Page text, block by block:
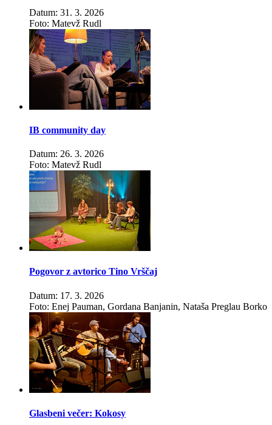
Datum: 31. 3. 2026
Foto: Matevž Rudl
IB community day
Datum: 26. 3. 2026
Foto: Matevž Rudl
Pogovor z avtorico Tino Vrščaj
Datum: 17. 3. 2026
Foto: Enej Pauman, Gordana Banjanin, Nataša Preglau Borko
Glasbeni večer: Kokosy